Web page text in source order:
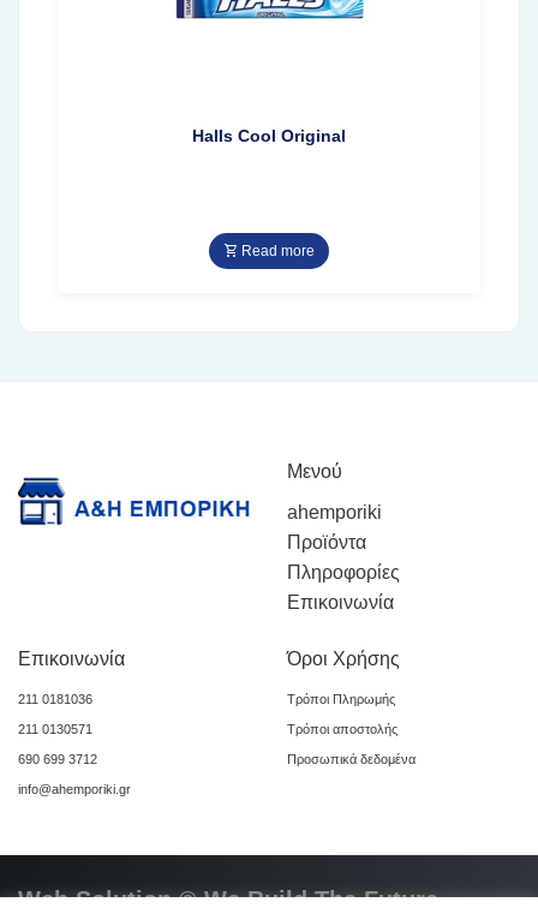
Halls Cool Original
Read more
Μενού
ahemporiki
Προϊόντα
Πληροφορίες
Επικοινωνία
Επικοινωνία
211 0181036
211 0130571
690 699 3712
info@ahemporiki.gr
Όροι Χρήσης
Τρόποι Πληρωμής
Τρόποι αποστολής
Προσωπικά δεδομένα
Web Solution © We Build The Future